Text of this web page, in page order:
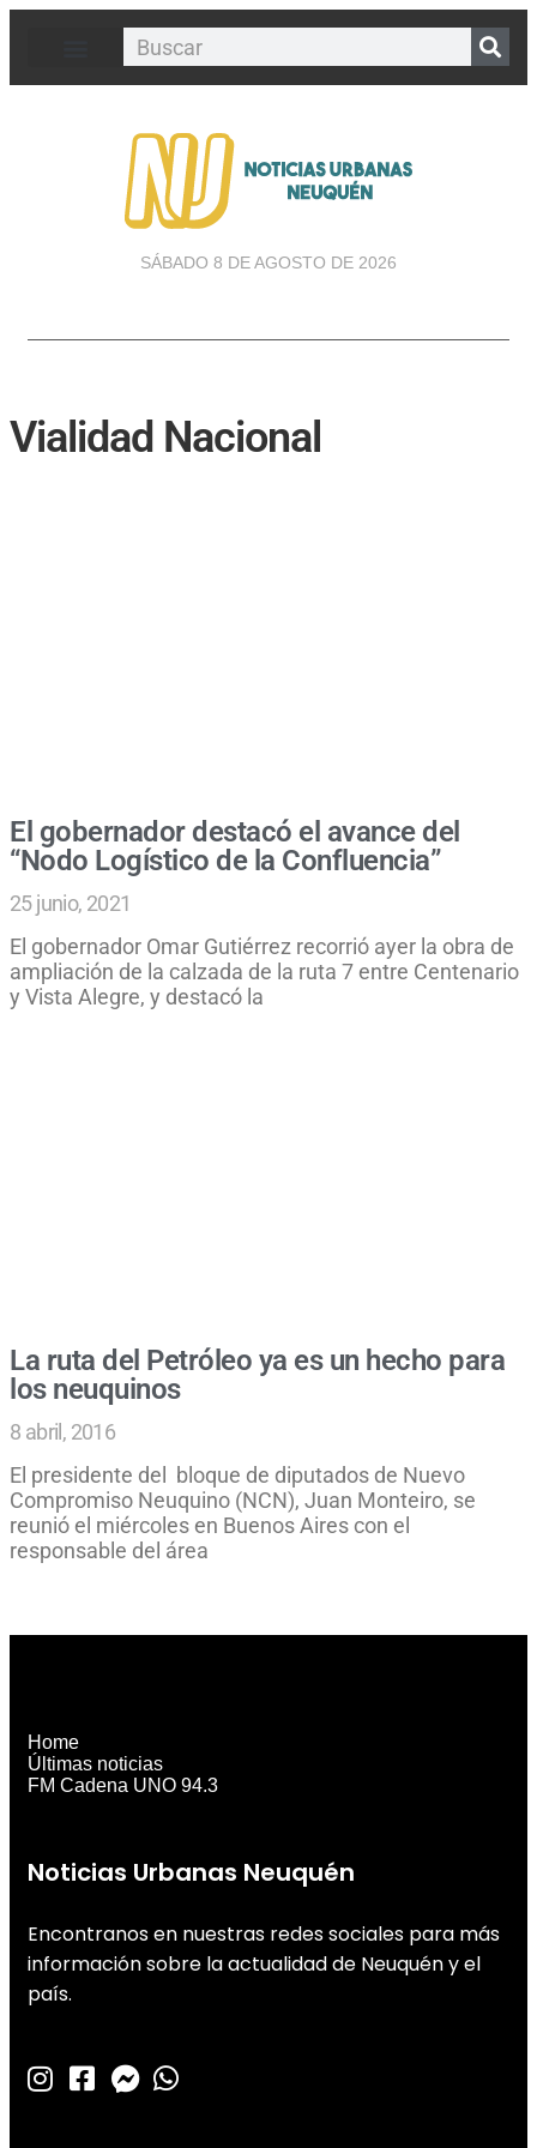
SÁBADO 8 DE AGOSTO DE 2026
Vialidad Nacional
El gobernador destacó el avance del
“Nodo Logístico de la Confluencia”
25 junio, 2021
El gobernador Omar Gutiérrez recorrió ayer la obra de
ampliación de la calzada de la ruta 7 entre Centenario
y Vista Alegre, y destacó la
La ruta del Petróleo ya es un hecho para
los neuquinos
8 abril, 2016
El presidente del bloque de diputados de Nuevo
Compromiso Neuquino (NCN), Juan Monteiro, se
reunió el miércoles en Buenos Aires con el
responsable del área
Noticias Urbanas Neuquén
Encontranos en nuestras redes sociales para más
información sobre la actualidad de Neuquén y el
país.
Home
Últimas noticias
FM Cadena UNO 94.3